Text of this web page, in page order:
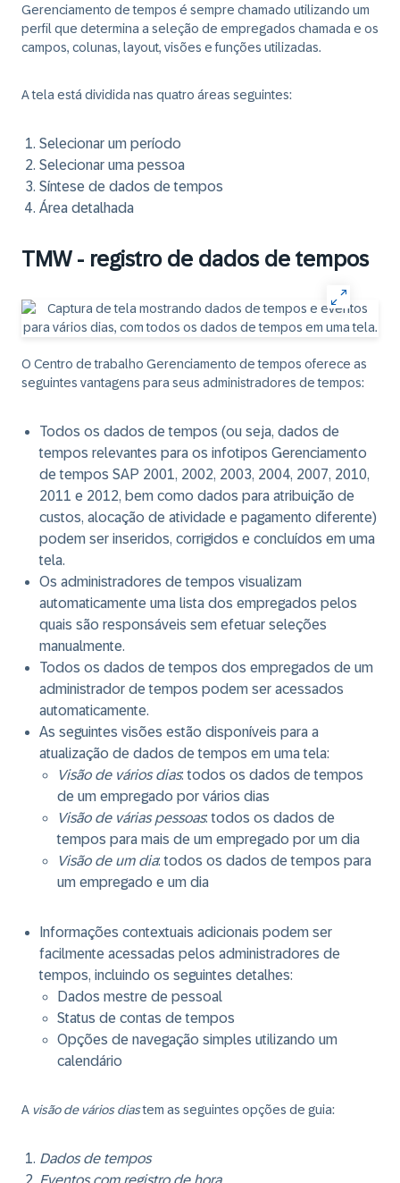
Gerenciamento de tempos é sempre chamado utilizando um
perfil que determina a seleção de empregados chamada e os
campos, colunas, layout, visões e funções utilizadas.
A tela está dividida nas quatro áreas seguintes:
Selecionar um período
Selecionar uma pessoa
Síntese de dados de tempos
Área detalhada
TMW - registro de dados de tempos
O Centro de trabalho Gerenciamento de tempos oferece as
seguintes vantagens para seus administradores de tempos:
Todos os dados de tempos (ou seja, dados de
tempos relevantes para os infotipos Gerenciamento
de tempos SAP 2001, 2002, 2003, 2004, 2007, 2010,
2011 e 2012, bem como dados para atribuição de
custos, alocação de atividade e pagamento diferente)
podem ser inseridos, corrigidos e concluídos em uma
tela.
Os administradores de tempos visualizam
automaticamente uma lista dos empregados pelos
quais são responsáveis sem efetuar seleções
manualmente.
Todos os dados de tempos dos empregados de um
administrador de tempos podem ser acessados
automaticamente.
As seguintes visões estão disponíveis para a
atualização de dados de tempos em uma tela:
Visão de vários dias: todos os dados de tempos
de um empregado por vários dias
Visão de várias pessoas: todos os dados de
tempos para mais de um empregado por um dia
Visão de um dia: todos os dados de tempos para
um empregado e um dia
Informações contextuais adicionais podem ser
facilmente acessadas pelos administradores de
tempos, incluindo os seguintes detalhes:
Dados mestre de pessoal
Status de contas de tempos
Opções de navegação simples utilizando um
calendário
A visão de vários diastem as seguintes opções de guia:
Dados de tempos
Eventos com registro de hora